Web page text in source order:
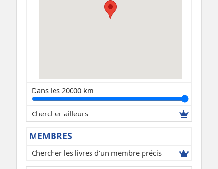
Dans les 20000 km
Chercher ailleurs
MEMBRES
Chercher les livres d'un membre précis